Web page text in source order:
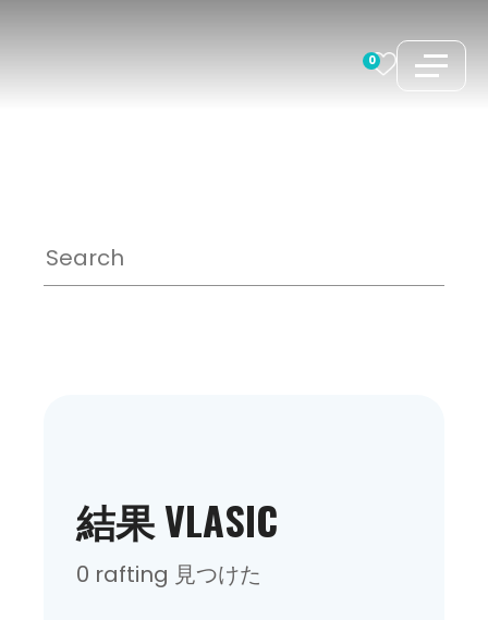
0
結果 VLASIC
0 rafting 見つけた